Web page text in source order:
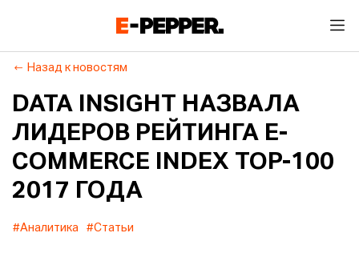
Назад к новостям
DATA INSIGHT НАЗВАЛА
ЛИДЕРОВ РЕЙТИНГА E-
COMMERCE INDEX TOP-100
2017 ГОДА
#Аналитика #Статьи